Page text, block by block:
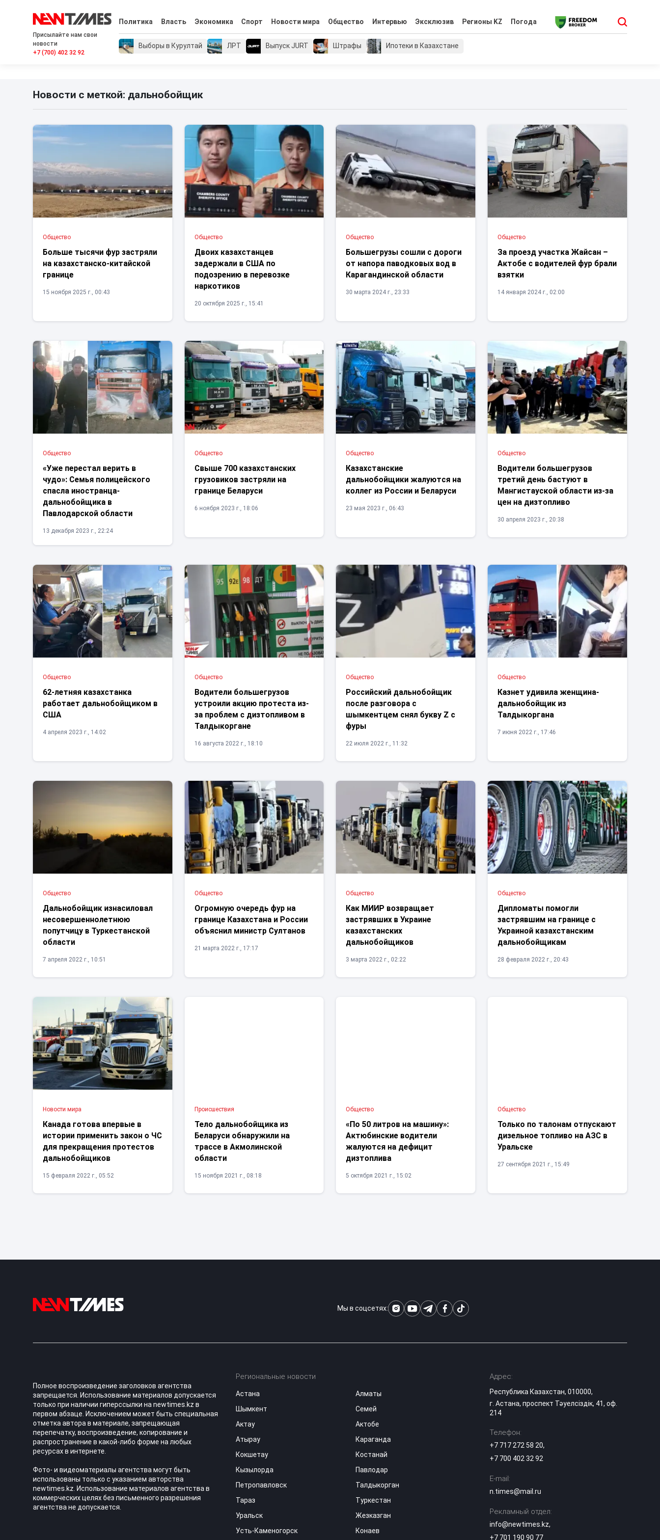
Присылайте нам свои
новости
+7 (700) 402 32 92
Политика Власть Экономика Спорт Новости мира Общество Интервью Эксклюзив Регионы KZ Погода
Выборы в Курултай ЛРТ Выпуск JURT Штрафы Ипотеки в Казахстане
Новости с меткой: дальнобойщик
Общество
Больше тысячи фур застряли
на казахстанско-китайской
границе
15 ноября 2025 г., 00:43
Общество
Двоих казахстанцев
задержали в США по
подозрению в перевозке
наркотиков
20 октября 2025 г., 15:41
Общество
Большегрузы сошли с дороги
от напора паводковых вод в
Карагандинской области
30 марта 2024 г., 23:33
Общество
За проезд участка Жайсан –
Актобе с водителей фур брали
взятки
14 января 2024 г., 02:00
Общество
«Уже перестал верить в
чудо»: Семья полицейского
спасла иностранца-
дальнобойщика в
Павлодарской области
13 декабря 2023 г., 22:24
Общество
Свыше 700 казахстанских
грузовиков застряли на
границе Беларуси
6 ноября 2023 г., 18:06
Общество
Казахстанские
дальнобойщики жалуются на
коллег из России и Беларуси
23 мая 2023 г., 06:43
Общество
Водители большегрузов
третий день бастуют в
Мангистауской области из-за
цен на дизтопливо
30 апреля 2023 г., 20:38
Общество
62-летняя казахстанка
работает дальнобойщиком в
США
4 апреля 2023 г., 14:02
Общество
Водители большегрузов
устроили акцию протеста из-
за проблем с дизтопливом в
Талдыкоргане
16 августа 2022 г., 18:10
Общество
Российский дальнобойщик
после разговора с
шымкентцем снял букву Z с
фуры
22 июля 2022 г., 11:32
Общество
Казнет удивила женщина-
дальнобойщик из
Талдыкоргана
7 июня 2022 г., 17:46
Общество
Дальнобойщик изнасиловал
несовершеннолетнюю
попутчицу в Туркестанской
области
7 апреля 2022 г., 10:51
Общество
Огромную очередь фур на
границе Казахстана и России
объяснил министр Султанов
21 марта 2022 г., 17:17
Общество
Как МИИР возвращает
застрявших в Украине
казахстанских
дальнобойщиков
3 марта 2022 г., 02:22
Общество
Дипломаты помогли
застрявшим на границе с
Украиной казахстанским
дальнобойщикам
28 февраля 2022 г., 20:43
Новости мира
Канада готова впервые в
истории применить закон о ЧС
для прекращения протестов
дальнобойщиков
15 февраля 2022 г., 05:52
Проиcшествия
Тело дальнобойщика из
Беларуси обнаружили на
трассе в Акмолинской
области
15 ноября 2021 г., 08:18
Общество
«По 50 литров на машину»:
Актюбинские водители
жалуются на дефицит
дизтоплива
5 октября 2021 г., 15:02
Общество
Только по талонам отпускают
дизельное топливо на АЗС в
Уральске
27 сентября 2021 г., 15:49
Мы в соцсетях:
Полное воспроизведение заголовков агентства
запрещается. Использование материалов допускается
только при наличии гиперссылки на newtimes.kz в
первом абзаце. Исключением может быть специальная
отметка автора в материале, запрещающая
перепечатку, воспроизведение, копирование и
распространение в какой-либо форме на любых
ресурсах в интернете.
Фото- и видеоматериалы агентства могут быть
использованы только с указанием авторства
newtimes.kz. Использование материалов агентства в
коммерческих целях без письменного разрешения
агентства не допускается.
Региональные новости
Астана
Алматы
Шымкент
Семей
Актау
Актобе
Атырау
Караганда
Кокшетау
Костанай
Кызылорда
Павлодар
Петропавловск
Талдыкорган
Тараз
Туркестан
Уральск
Жезказган
Усть-Каменогорск
Конаев
Адрес:
Республика Казахстан, 010000,
г. Астана, проспект Тәуелсіздік, 41, оф.
214
Телефон:
+7 717 272 58 20,
+7 700 402 32 92
E-mail:
n.times@mail.ru
Рекламный отдел:
info@newtimes.kz,
+7 701 190 90 77